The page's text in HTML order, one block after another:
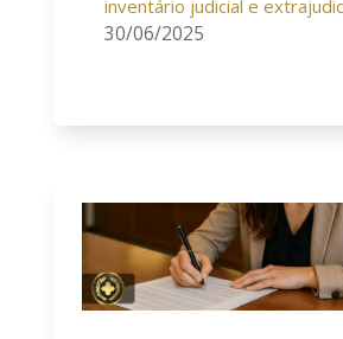
inventário judicial e
30/06/2025